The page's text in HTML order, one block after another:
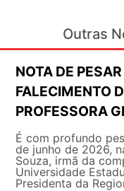
Outras
NOTA DE
FALECIMENTO
PROFESSORA
É com profundo
de junho de 2026,
Souza, irmã da
Universidade
Presidenta da